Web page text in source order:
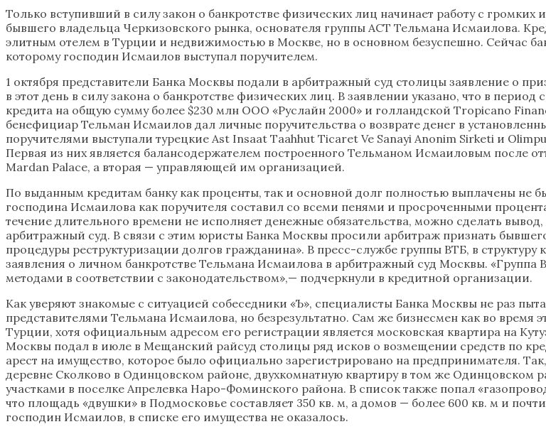
Только вступивший в силу закон о банкротстве физических лиц начинает работу с громких
бывшего владельца Черкизовского рынка, основателя группы АСТ Тельмана Исмаилова.
элитным отелем в Турции и недвижимостью в Москве, но в основном безуспешно. Сейчас
которому господин Исмаилов выступал поручителем.
1 октября представители Банка Москвы подали в арбитражный суд столицы заявление о
в этот день в силу закона о банкротстве физических лиц. В заявлении указано, что в
кредита на общую сумму более $230 млн ООО «Руслайн 2000» и голландской Tropicano
бенефициар Тельман Исмаилов дал личные поручительства о возврате денег в
поручителями выступали турецкие Ast Insaat Taahhut Ticaret Ve Sanayi Anonim Sirketi и
Первая из них является балансодержателем построенного Тельманом Исмаиловым после
Mardan Palace, а вторая — управляющей им организацией.
По выданным кредитам банку как проценты, так и основной долг полностью выплачены не
господина Исмаилова как поручителя составил со всеми пенями и просроченными
течение длительного времени не исполняет денежные обязательства, можно сделать
арбитражный суд. В связи с этим юристы Банка Москвы просили арбитраж признать
процедуры реструктуризации долгов гражданина». В пресс-службе группы ВТБ, в
заявления о личном банкротстве Тельмана Исмаилова в арбитражный суд Москвы.
методами в соответствии с законодательством»,— подчеркнули в кредитной организации.
Как уверяют знакомые с ситуацией собеседники «Ъ», специалисты Банка Москвы не раз
представителями Тельмана Исмаилова, но безрезультатно. Сам же бизнесмен как во время
Турции, хотя официальным адресом его регистрации является московская квартира на
Москвы подал в июле в Мещанский райсуд столицы ряд исков о возмещении средств по
арест на имущество, которое было официально зарегистрировано на предпринимателя.
деревне Сколково в Одинцовском районе, двухкомнатную квартиру в том же Одинцовском
участками в поселке Апрелевка Наро-Фоминского района. В список также попал
что площадь «двушки» в Подмосковье составляет 350 кв. м, а домов — более 600 кв. м и
господин Исмаилов, в списке его имущества не оказалось.